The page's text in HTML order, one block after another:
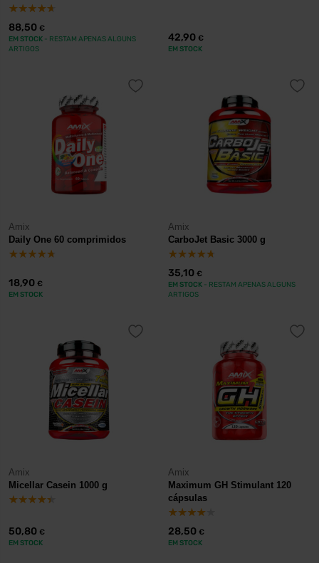
88,50 €
EM STOCK - RESTAM APENAS ALGUNS
ARTIGOS
42,90 €
EM STOCK
Amix
Daily One 60 comprimidos
18,90 €
EM STOCK
Amix
CarboJet Basic 3000 g
35,10 €
EM STOCK - RESTAM APENAS ALGUNS
ARTIGOS
Amix
Micellar Casein 1000 g
50,80 €
EM STOCK
Amix
Maximum GH Stimulant 120
cápsulas
28,50 €
EM STOCK